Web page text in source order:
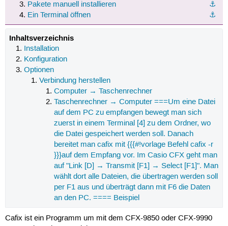
⚓︎
Pakete manuell installieren
⚓︎
Ein Terminal öffnen
Inhaltsverzeichnis
Installation
Konfiguration
Optionen
Verbindung herstellen
Computer → Taschenrechner
Taschenrechner → Computer ===Um eine Datei
auf dem PC zu empfangen bewegt man sich
zuerst in einem Terminal [4] zu dem Ordner, wo
die Datei gespeichert werden soll. Danach
bereitet man cafix mit {{{#!vorlage Befehl cafix -r
}}}auf dem Empfang vor. Im Casio CFX geht man
auf "Link [D] → Transmit [F1] → Select [F1]". Man
wählt dort alle Dateien, die übertragen werden soll
per F1 aus und überträgt dann mit F6 die Daten
an den PC. ==== Beispiel
Cafix ist ein Programm um mit dem CFX-9850 oder CFX-9990